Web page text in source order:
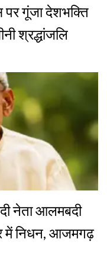
गूंजा देशभक्ति
श्रद्धांजलि
नेता आलमबदी
में निधन, आजमगढ़